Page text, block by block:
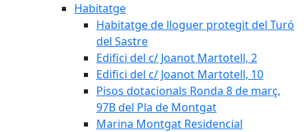
Habitatge
Habitatge de lloguer protegit del Turó
del Sastre
Edifici del c/ Joanot Martotell, 2
Edifici del c/ Joanot Martotell, 10
Pisos dotacionals Ronda 8 de març,
97B del Pla de Montgat
Marina Montgat Residencial